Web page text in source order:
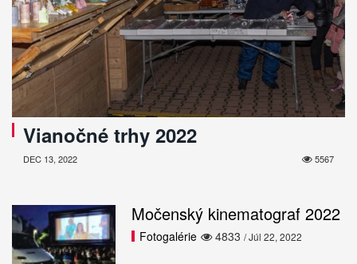
Vianočné trhy 2022
5567
DEC 13, 2022
Močenský kinematograf 2022
4833
Fotogalérie / Júl 22, 2022